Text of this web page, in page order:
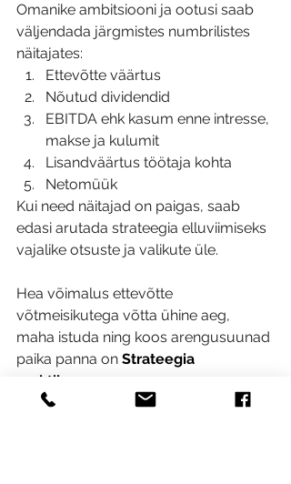
Omanike ambitsiooni ja ootusi saab
väljendada järgmistes numbrilistes
näitajates:
Ettevõtte väärtus
Nõutud dividendid
EBITDA ehk kasum enne intresse,
makse ja kulumit
Lisandväärtus töötaja kohta
Netomüük
Kui need näitajad on paigas, saab
edasi arutada strateegia elluviimiseks
vajalike otsuste ja valikute üle.
Hea võimalus ettevõtte
võtmeisikutega võtta ühine aeg,
maha istuda ning koos arengusuunad
paika panna on Strateegia
praktikum
Koolitused ja nõustamine